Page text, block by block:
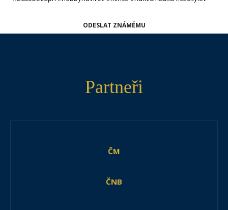
ODESLAT ZNÁMÉMU
Partneři
ČM
ČNB